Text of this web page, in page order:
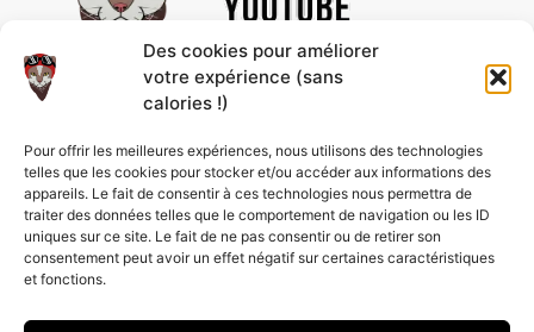
Des cookies pour améliorer
votre expérience (sans
calories !)
Pour offrir les meilleures expériences, nous utilisons des technologies
telles que les cookies pour stocker et/ou accéder aux informations des
appareils. Le fait de consentir à ces technologies nous permettra de
traiter des données telles que le comportement de navigation ou les ID
uniques sur ce site. Le fait de ne pas consentir ou de retirer son
consentement peut avoir un effet négatif sur certaines caractéristiques
et fonctions.
passionnants, rien que pour toi ! Abonne-toi à la
chaîne pour ne rien rater et profiter de nos
nouveautés en avant-première.